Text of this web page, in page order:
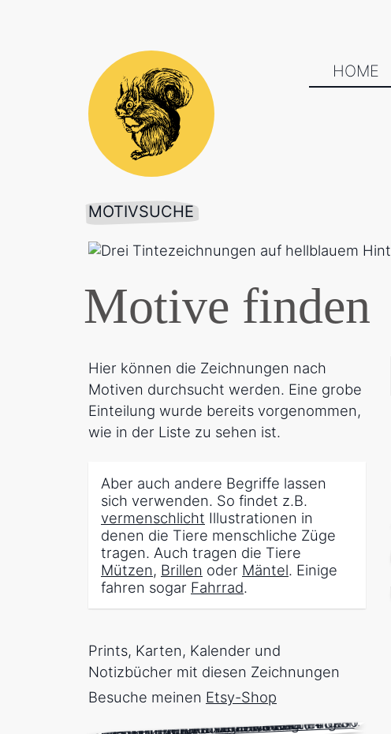
HOME
MOTIVSUCHE
Motive finden
Hier können die Zeichnungen nach
Motiven durchsucht werden. Eine grobe
Einteilung wurde bereits vorgenommen,
wie in der Liste zu sehen ist.
Aber auch andere Begriffe lassen
sich verwenden. So findet z.B.
vermenschlicht Illustrationen in
denen die Tiere menschliche Züge
tragen. Auch tragen die Tiere
Mützen, Brillen oder Mäntel. Einige
fahren sogar Fahrrad.
Prints, Karten, Kalender und
Notizbücher mit diesen Zeichnungen
Besuche meinen Etsy-Shop